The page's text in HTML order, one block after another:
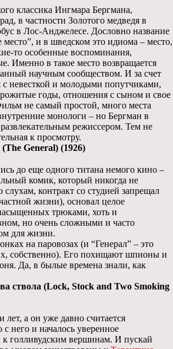
классика Ингмара Бергмана,
в частности Золотого медведя в
в Лос-Анджелесе. Дословно название
место”, и в шведском это идиома – место,
то особенные воспоминания,
Именно в такое место возвращается
научным сообществом. И за счет
с невесткой и молодыми попутчиками,
годы, отношения с сыном и свое
не самый простой, много места
монологи – но Бергман в
режиссером. Тем не
к просмотру.
General) (1926)
до еще одного титана немого кино –
комик, который никогда не
слухам, контракт со студией запрещал
жизни), основал целое
трюками, хоть и
но очень сложными и часто
для жизни.
на паровозах (и “Генерал” – это
собственно). Его похищают шпионы и
Да, в былые времена знали, как
ствола (Lock, Stock and Two Smoking
а он уже давно считается
него и началось уверенное
к голливудским вершинам. И пускай